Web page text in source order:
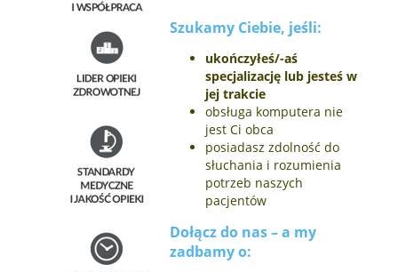
Szukamy Ciebie, jeśli​:
ukończyłeś/-aś
specjalizację lub jesteś w
jej trakcie
obsługa komputera nie
jest Ci obca
posiadasz zdolność do
słuchania i rozumienia
potrzeb naszych
pacjentów
Dołącz do nas – a my
zadbamy o: